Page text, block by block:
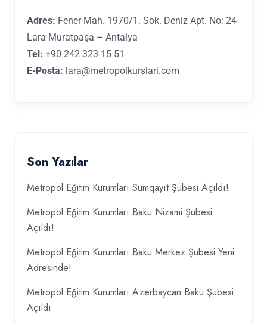
Adres: Fener Mah. 1970/1. Sok. Deniz Apt. No: 24
Lara Muratpaşa – Antalya
Tel: +90 242 323 15 51
E-Posta: lara@metropolkurslari.com
Son Yazılar
Metropol Eğitim Kurumları Sumqayıt Şubesi Açıldı!
Metropol Eğitim Kurumları Bakü Nizami Şubesi
Açıldı!
Metropol Eğitim Kurumları Bakü Merkez Şubesi Yeni
Adresinde!
Metropol Eğitim Kurumları Azerbaycan Bakü Şubesi
Açıldı